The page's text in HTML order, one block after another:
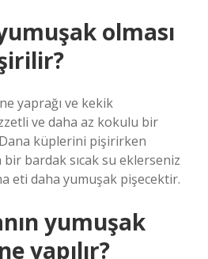
olması
yaprağı ve kekik
ve daha az kokulu bir
küplerini pişirirken
bardak sıcak su eklerseniz
eti daha yumuşak pişecektir.
yumuşak
yapılır?